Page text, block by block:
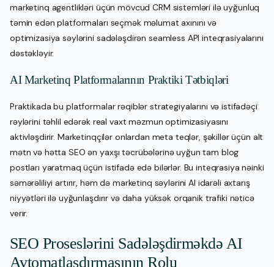
marketinq agentlikləri üçün mövcud CRM sistemləri ilə uyğunluq
təmin edən platformaları seçmək məlumat axınını və
optimizasiya səylərini sadələşdirən seamless API inteqrasiyalarını
dəstəkləyir.
AI Marketinq Platformalarının Praktiki Tətbiqləri
Praktikada bu platformalar rəqiblər strategiyalarını və istifadəçi
rəylərini təhlil edərək real vaxt məzmun optimizasiyasını
aktivləşdirir. Marketinqçilər onlardan meta teqlər, şəkillər üçün alt
mətn və hətta SEO ən yaxşı təcrübələrinə uyğun tam blog
postları yaratmaq üçün istifadə edə bilərlər. Bu inteqrasiya nəinki
səmərəliliyi artırır, həm də marketinq səylərini AI idarəli axtarış
niyyətləri ilə uyğunlaşdırır və daha yüksək orqanik trafiki nəticə
verir.
SEO Proseslərini Sadələşdirməkdə AI
Avtomatlaşdırmasının Rolu